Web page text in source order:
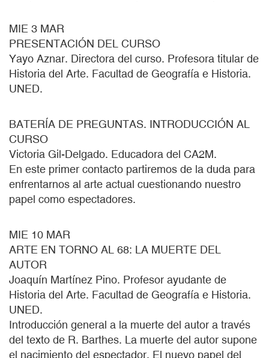
MIE 3 MAR
PRESENTACIÓN DEL CURSO
Yayo Aznar. Directora del curso. Profesora titular de
Historia del Arte. Facultad de Geografía e Historia.
UNED.
BATERÍA DE PREGUNTAS. INTRODUCCIÓN AL
CURSO
Victoria Gil-Delgado. Educadora del CA2M.
En este primer contacto partiremos de la duda para
enfrentarnos al arte actual cuestionando nuestro
papel como espectadores.
MIE 10 MAR
ARTE EN TORNO AL 68: LA MUERTE DEL
AUTOR
Joaquín Martínez Pino. Profesor ayudante de
Historia del Arte. Facultad de Geografía e Historia.
UNED.
Introducción general a la muerte del autor a través
del texto de R. Barthes. La muerte del autor supone
el nacimiento del espectador. El nuevo papel del